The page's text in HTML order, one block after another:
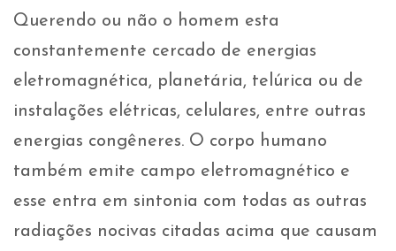
Querendo ou não o homem esta
constantemente cercado de energias
eletromagnética, planetária, telúrica ou de
instalações elétricas, celulares, entre outras
energias congêneres. O corpo humano
também emite campo eletromagnético e
esse entra em sintonia com todas as outras
radiações nocivas citadas acima que causam